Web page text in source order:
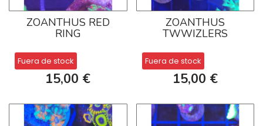
ZOANTHUS RED
RING
Fuera de stock
15,00 €
ZOANTHUS
TWWIZLERS
Fuera de stock
15,00 €